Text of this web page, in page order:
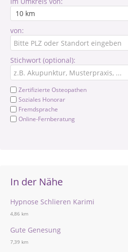
von:
Stichwort (optional):
Zertifizierte Osteopathen
Soziales Honorar
Fremdsprache
Online-Fernberatung
In der Nähe
Hypnose Schlieren Karimi
4,86 km
Gute Genesung
7,39 km